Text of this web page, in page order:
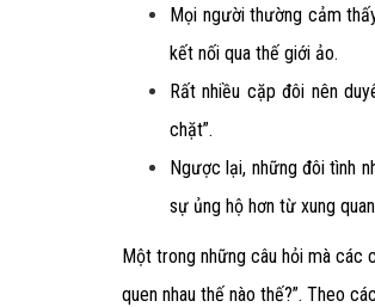
Mọi người thường cảm
kết nối qua thế giới ảo.
Rất nhiều cặp đôi nên
chặt”.
Ngược lại, những đôi tình
sự ủng hộ hơn từ xung
Một trong những câu hỏi mà các
quen nhau thế nào thế?”. Theo